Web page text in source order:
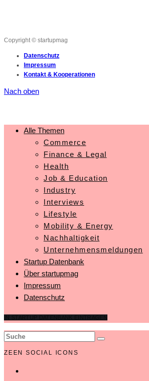
Copyright © startupmag
Datenschutz
Impressum
Kontakt & Kooperationen
Nach oben
Alle Themen
Commerce
Finance & Legal
Health
Job & Education
Industry
Interviews
Lifestyle
Mobility & Energy
Nachhaltigkeit
Unternehmensmeldungen
Startup Datenbank
Über startupmag
Impressum
Datenschutz
ZEEN SOCIAL ICONS